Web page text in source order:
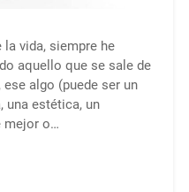
vida, siempre he
aquello que se sale de
algo (puede ser un
una estética, un
mejor o…